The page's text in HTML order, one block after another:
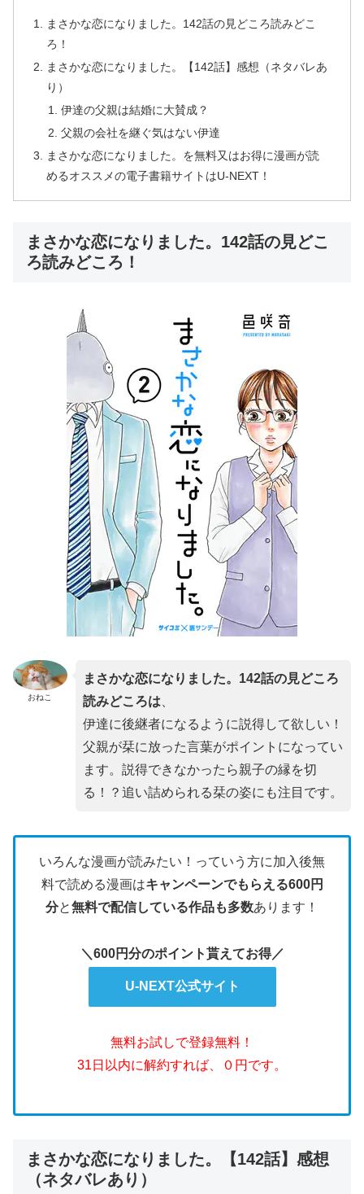
まさかな恋になりました。142話の見どころ読みどこ
ろ！
まさかな恋になりました。【142話】感想（ネタバレあ
り）
伊達の父親は結婚に大賛成？
父親の会社を継ぐ気はない伊達
まさかな恋になりました。を無料又はお得に漫画が読
めるオススメの電子書籍サイトはU-NEXT！
まさかな恋になりました。142話の見どこ
ろ読みどころ！
おねこ
まさかな恋になりました。142話の見どころ
読みどころは
伊達に後継者になるように説得して欲しい！
父親が栞に放った言葉がポイントになってい
ます。説得できなかったら親子の縁を切
る！？追い詰められる栞の姿にも注目です。
いろんな漫画が読みたい！っていう方に加入後無
料で読める漫画はキャンペーンでもらえる600円
分と無料で配信している作品も多数あります！
＼600円分のポイント貰えてお得／
U-NEXT公式サイト
無料お試しで登録無料！
31日以内に解約すれば、０円です。
まさかな恋になりました。【142話】感想
（ネタバレあり）